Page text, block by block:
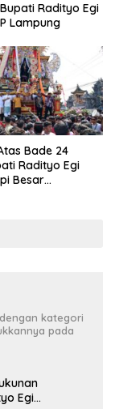
Radityo Egi
Lampung
Bade 24
Radityo Egi
Besar
kategori
pada
Egi